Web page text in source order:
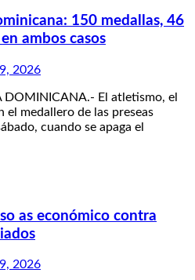
150 medallas, 46
ambos casos
2026
DOMINICANA.- El atletismo, el
el medallero de las preseas
cuando se apaga el
as económico contra
2026